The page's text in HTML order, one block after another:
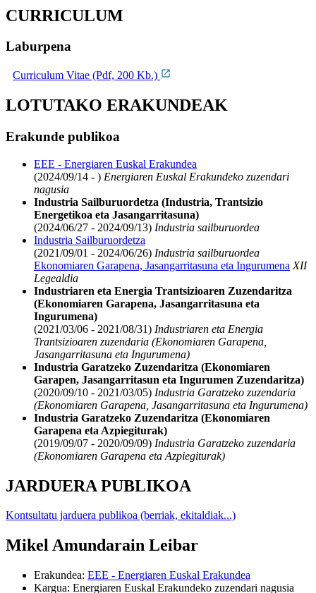
CURRICULUM
Laburpena
Curriculum Vitae (Pdf, 200 Kb.)
LOTUTAKO ERAKUNDEAK
Erakunde publikoa
EEE - Energiaren Euskal Erakundea
(2024/09/14 - ) Energiaren Euskal Erakundeko zuzendari
nagusia
Industria Sailburuordetza (Industria, Trantsizio
Energetikoa eta Jasangarritasuna)
(2024/06/27 - 2024/09/13) Industria sailburuordea
Industria Sailburuordetza
(2021/09/01 - 2024/06/26) Industria sailburuordea
Ekonomiaren Garapena, Jasangarritasuna eta Ingurumena XII
Legealdia
Industriaren eta Energia Trantsizioaren Zuzendaritza
(Ekonomiaren Garapena, Jasangarritasuna eta
Ingurumena)
(2021/03/06 - 2021/08/31) Industriaren eta Energia
Trantsizioaren zuzendaria (Ekonomiaren Garapena,
Jasangarritasuna eta Ingurumena)
Industria Garatzeko Zuzendaritza (Ekonomiaren
Garapen, Jasangarritasun eta Ingurumen Zuzendaritza)
(2020/09/10 - 2021/03/05) Industria Garatzeko zuzendaria
(Ekonomiaren Garapena, Jasangarritasuna eta Ingurumena)
Industria Garatzeko Zuzendaritza (Ekonomiaren
Garapena eta Azpiegiturak)
(2019/09/07 - 2020/09/09) Industria Garatzeko zuzendaria
(Ekonomiaren Garapena eta Azpiegiturak)
JARDUERA PUBLIKOA
Kontsultatu jarduera publikoa (berriak, ekitaldiak...)
Mikel Amundarain Leibar
Erakundea: EEE - Energiaren Euskal Erakundea
Kargua: Energiaren Euskal Erakundeko zuzendari nagusia